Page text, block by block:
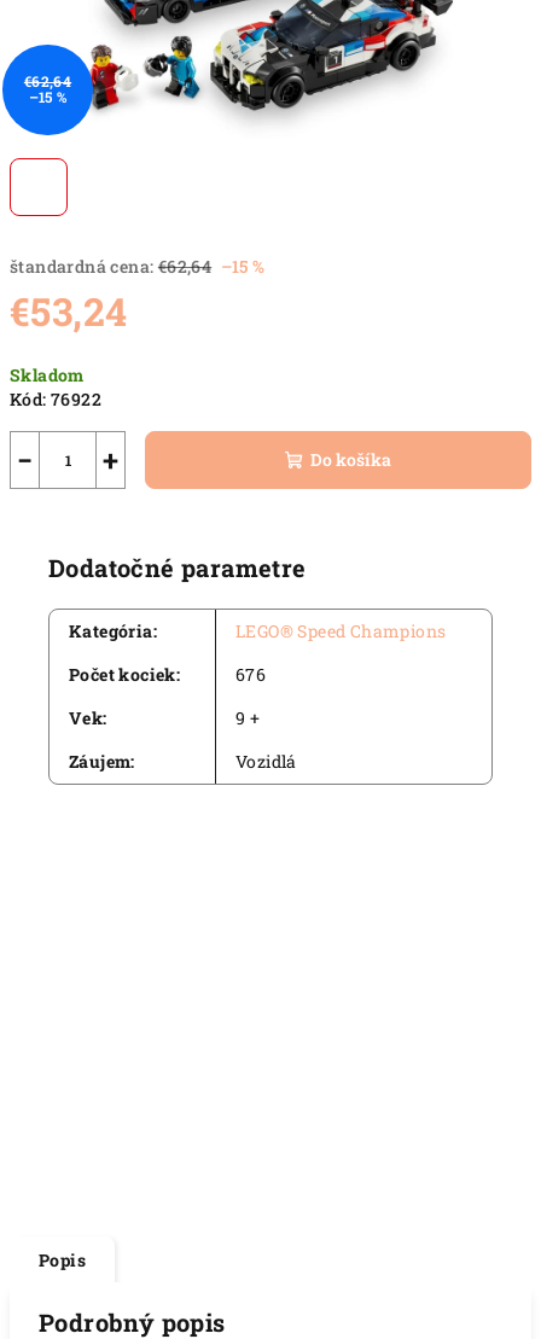
štandardná cena: €62,64 –15 %
€53,24
cena:
Skladom
Kód: 76922
+
− Do košíka
€62,64
–15 %
Dodatočné parametre
Kategória:
LEGO® Speed Champions
Počet kociek:
676
Vek:
9 +
Záujem: Vozidlá
Popis
Podrobný popis